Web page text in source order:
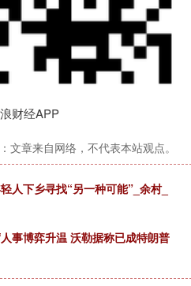
财经APP
文章来自网络，不代表本站观点。
人下乡寻找“另一种可能”_余村_
事博弈升温 沃勒据称已成特朗普